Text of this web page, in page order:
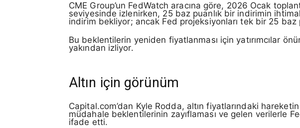
CME Group’un FedWatch aracına göre, 2026 Ocak
seviyesinde izlenirken, 25 baz puanlık bir indirimin
indirim bekliyor; ancak Fed projeksiyonları tek bir 25 baz
Bu beklentilerin yeniden fiyatlanması için yatırımcılar
yakından izliyor.
Altın için görünüm
Capital.com’dan Kyle Rodda, altın fiyatlarındaki
müdahale beklentilerinin zayıflaması ve gelen verilerle
ifade etti.